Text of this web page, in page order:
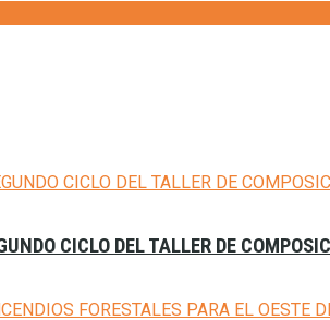
CICLO DEL TALLER DE